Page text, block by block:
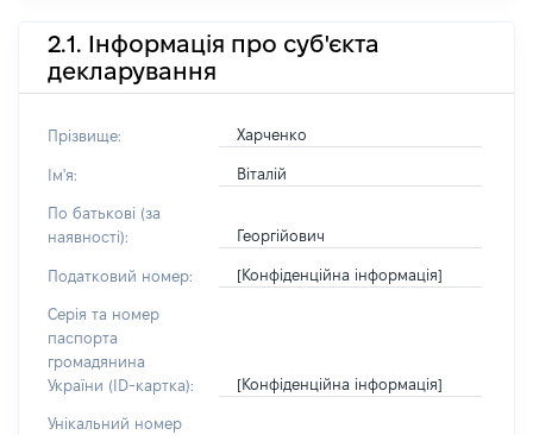
2.1. Інформація про суб'єкта
декларування
Прізвище: Харченко
Ім'я: Віталій
По батькові (за
наявності):
Георгійович
Податковий номер: [Конфіденційна інформація]
Серія та номер
паспорта
громадянина
України (ID-картка):
[Конфіденційна інформація]
Унікальний номер